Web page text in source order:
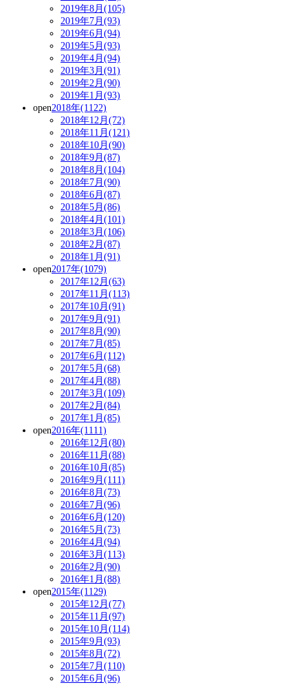
2019年8月(105)
2019年7月(93)
2019年6月(94)
2019年5月(93)
2019年4月(94)
2019年3月(91)
2019年2月(90)
2019年1月(93)
open2018年(1122)
2018年12月(72)
2018年11月(121)
2018年10月(90)
2018年9月(87)
2018年8月(104)
2018年7月(90)
2018年6月(87)
2018年5月(86)
2018年4月(101)
2018年3月(106)
2018年2月(87)
2018年1月(91)
open2017年(1079)
2017年12月(63)
2017年11月(113)
2017年10月(91)
2017年9月(91)
2017年8月(90)
2017年7月(85)
2017年6月(112)
2017年5月(68)
2017年4月(88)
2017年3月(109)
2017年2月(84)
2017年1月(85)
open2016年(1111)
2016年12月(80)
2016年11月(88)
2016年10月(85)
2016年9月(111)
2016年8月(73)
2016年7月(96)
2016年6月(120)
2016年5月(73)
2016年4月(94)
2016年3月(113)
2016年2月(90)
2016年1月(88)
open2015年(1129)
2015年12月(77)
2015年11月(97)
2015年10月(114)
2015年9月(93)
2015年8月(72)
2015年7月(110)
2015年6月(96)